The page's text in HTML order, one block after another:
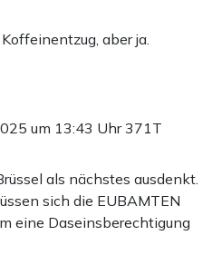
aber ja.
um 13:43 Uhr371T
als nächstes ausdenkt.
sich die EUBAMTEN
eine Daseinsberechtigung